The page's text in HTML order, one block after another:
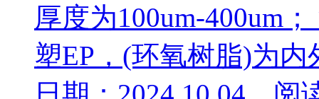
厚度为100um-400um
塑EP，(环氧树脂)为